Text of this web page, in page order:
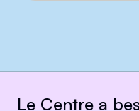
Le Centre a